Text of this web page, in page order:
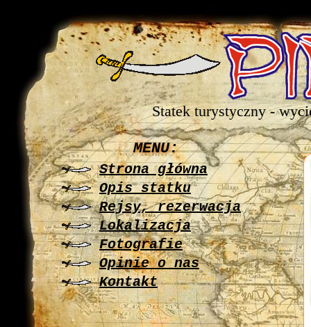
Statek turystyczny -
MENU:
Strona główna
Opis statku
Rejsy, rezerwacja
Lokalizacja
Fotografie
Opinie o nas
Kontakt